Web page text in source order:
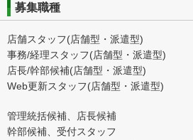
募集職種
店舗スタッフ(店舗型・派遣型)
事務/経理スタッフ(店舗型・派遣型)
店長/幹部候補(店舗型・派遣型)
Web更新スタッフ(店舗型・派遣型)
管理統括候補、店長候補
幹部候補、受付スタッフ